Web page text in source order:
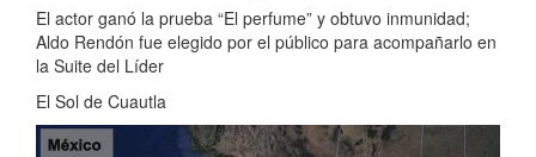
El actor ganó la prueba “El perfume” y obtuvo inmunidad;
Aldo Rendón fue elegido por el público para acompañarlo en
la Suite del Líder
El Sol de Cuautla